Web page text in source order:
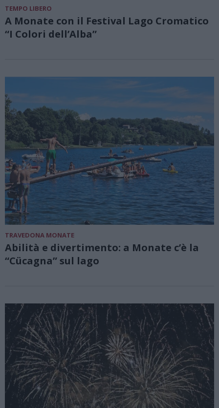
TEMPO LIBERO
A Monate con il Festival Lago Cromatico
“I Colori dell’Alba”
TRAVEDONA MONATE
Abilità e divertimento: a Monate c’è la
“Cücagna” sul lago